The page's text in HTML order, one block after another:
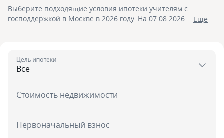
Выберите подходящие условия ипотеки учителям с
господдержкой в Москве в 2026 году. На 07.08.2026
Eщё
Цель ипотеки
Стоимость недвижимости
Первоначальный взнос